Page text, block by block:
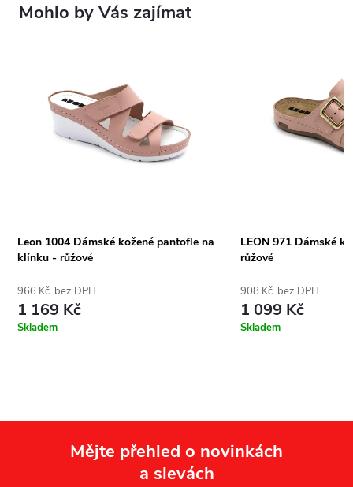
Mohlo by Vás zajímat
Leon 1004 Dámské kožené pantofle na
klínku - růžové
966 Kč bez DPH
1 169 Kč
Skladem
LEON 971 Dámské
růžové
908 Kč bez DPH
1 099 Kč
Skladem
Mějte přehled o novinkách
a slevách